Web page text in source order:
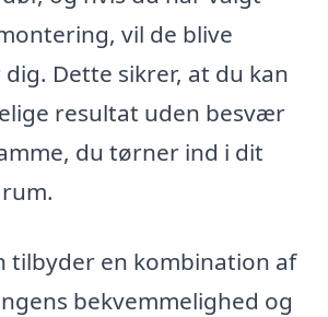
vil de blive
Dette sikrer, at du kan
resultat uden besvær
du tørner ind i dit
tilbyder en kombination af
bekvemmelighed og